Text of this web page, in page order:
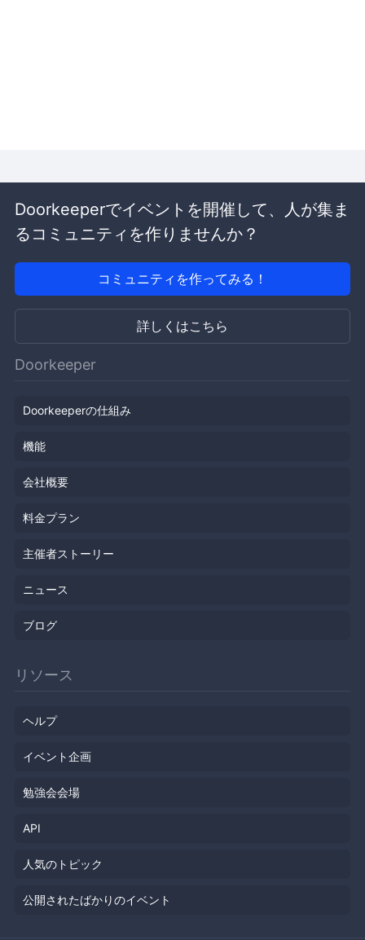
Doorkeeperでイベントを開催して、人が集ま
るコミュニティを作りませんか？
コミュニティを作ってみる！
詳しくはこちら
Doorkeeper
Doorkeeperの仕組み
機能
会社概要
料金プラン
主催者ストーリー
ニュース
ブログ
リソース
ヘルプ
イベント企画
勉強会会場
API
人気のトピック
公開されたばかりのイベント